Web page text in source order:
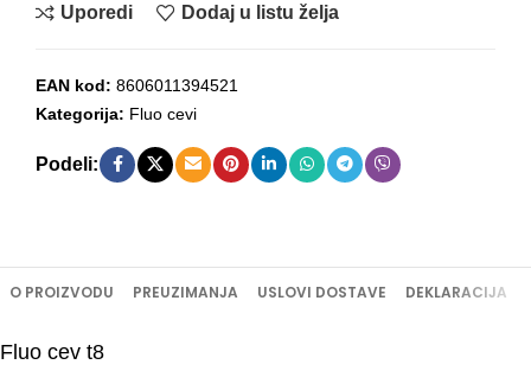
Uporedi Dodaj u listu želja
EAN kod: 8606011394521
Kategorija: Fluo cevi
Podeli:
O PROIZVODU PREUZIMANJA USLOVI DOSTAVE DEKLARACIJA
Fluo cev t8